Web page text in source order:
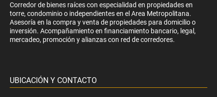
Corredor de bienes raíces con especialidad en propiedades en
torre, condominio o independientes en el Area Metropolitana.
Asesoría en la compra y venta de propiedades para domicilio o
inversión. Acompañamiento en financiamiento bancario, legal,
mercadeo, promoción y alianzas con red de corredores.
UBICACIÓN Y CONTACTO